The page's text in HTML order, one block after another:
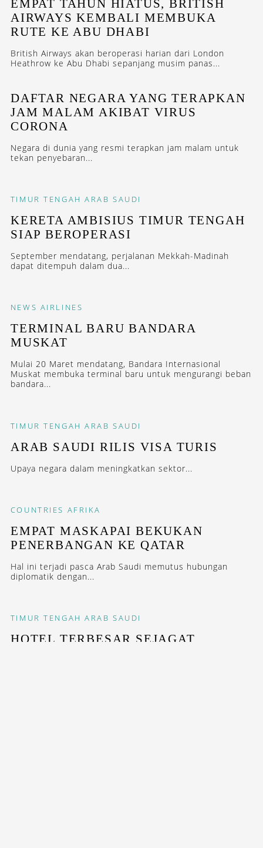
EMPAT TAHUN HIATUS, BRITISH
AIRWAYS KEMBALI MEMBUKA
RUTE KE ABU DHABI
British Airways akan beroperasi harian dari London
Heathrow ke Abu Dhabi sepanjang musim panas...
DAFTAR NEGARA YANG TERAPKAN
JAM MALAM AKIBAT VIRUS
CORONA
Negara di dunia yang resmi terapkan jam malam untuk
tekan penyebaran...
TIMUR TENGAH ARAB SAUDI
KERETA AMBISIUS TIMUR TENGAH
SIAP BEROPERASI
September mendatang, perjalanan Mekkah-Madinah
dapat ditempuh dalam dua...
NEWS AIRLINES
TERMINAL BARU BANDARA
MUSKAT
Mulai 20 Maret mendatang, Bandara Internasional
Muskat membuka terminal baru untuk mengurangi beban
bandara...
TIMUR TENGAH ARAB SAUDI
ARAB SAUDI RILIS VISA TURIS
Upaya negara dalam meningkatkan sektor...
COUNTRIES AFRIKA
EMPAT MASKAPAI BEKUKAN
PENERBANGAN KE QATAR
Hal ini terjadi pasca Arab Saudi memutus hubungan
diplomatik dengan...
TIMUR TENGAH ARAB SAUDI
HOTEL TERBESAR SEJAGAT